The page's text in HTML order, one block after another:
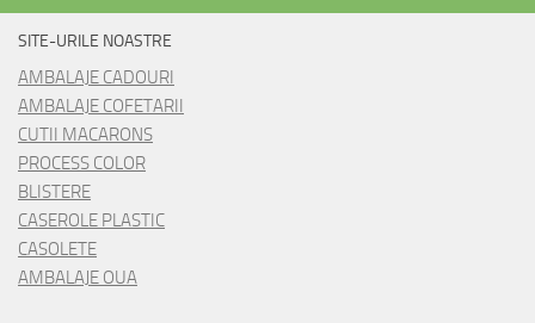
SITE-URILE NOASTRE
AMBALAJE CADOURI
AMBALAJE COFETARII
CUTII MACARONS
PROCESS COLOR
BLISTERE
CASEROLE PLASTIC
CASOLETE
AMBALAJE OUA